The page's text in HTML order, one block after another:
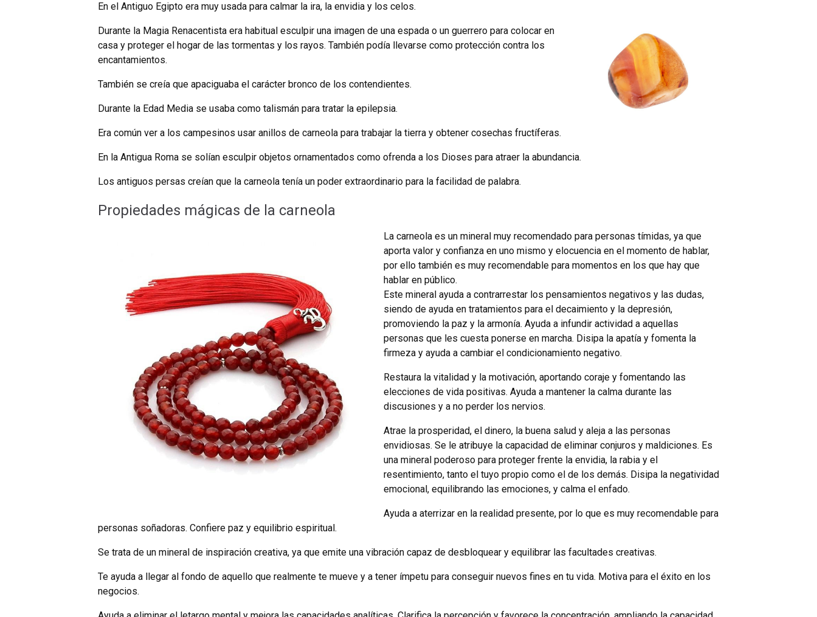
En el Antiguo Egipto era muy usada para calmar la ira, la envidia y los celos.
Durante la Magia Renacentista era habitual esculpir una imagen de una espada o un guerrero para colocar en
casa y proteger el hogar de las tormentas y los rayos. También podía llevarse como protección contra los
encantamientos.
También se creía que apaciguaba el carácter bronco de los contendientes.
Durante la Edad Media se usaba como talismán para tratar la epilepsia.
Era común ver a los campesinos usar anillos de carneola para trabajar la tierra y obtener cosechas fructíferas.
En la Antigua Roma se solían esculpir objetos ornamentados como ofrenda a los Dioses para atraer la abundancia.
Los antiguos persas creían que la carneola tenía un poder extraordinario para la facilidad de palabra.
Propiedades mágicas de la carneola
La carneola es un mineral muy recomendado para personas tímidas, ya que
aporta valor y confianza en uno mismo y elocuencia en el momento de hablar,
por ello también es muy recomendable para momentos en los que hay que
hablar en público.
Este mineral ayuda a contrarrestar los pensamientos negativos y las dudas,
siendo de ayuda en tratamientos para el decaimiento y la depresión,
promoviendo la paz y la armonía. Ayuda a infundir actividad a aquellas
personas que les cuesta ponerse en marcha. Disipa la apatía y fomenta la
firmeza y ayuda a cambiar el condicionamiento negativo.
Restaura la vitalidad y la motivación, aportando coraje y fomentando las
elecciones de vida positivas. Ayuda a mantener la calma durante las
discusiones y a no perder los nervios.
Atrae la prosperidad, el dinero, la buena salud y aleja a las personas
envidiosas. Se le atribuye la capacidad de eliminar conjuros y maldiciones. Es
una mineral poderoso para proteger frente la envidia, la rabia y el
resentimiento, tanto el tuyo propio como el de los demás. Disipa la negatividad
emocional, equilibrando las emociones, y calma el enfado.
Ayuda a aterrizar en la realidad presente, por lo que es muy recomendable para
personas soñadoras. Confiere paz y equilibrio espiritual.
Se trata de un mineral de inspiración creativa, ya que emite una vibración capaz de desbloquear y equilibrar las facultades creativas.
Te ayuda a llegar al fondo de aquello que realmente te mueve y a tener ímpetu para conseguir nuevos fines en tu vida. Motiva para el éxito en los
negocios.